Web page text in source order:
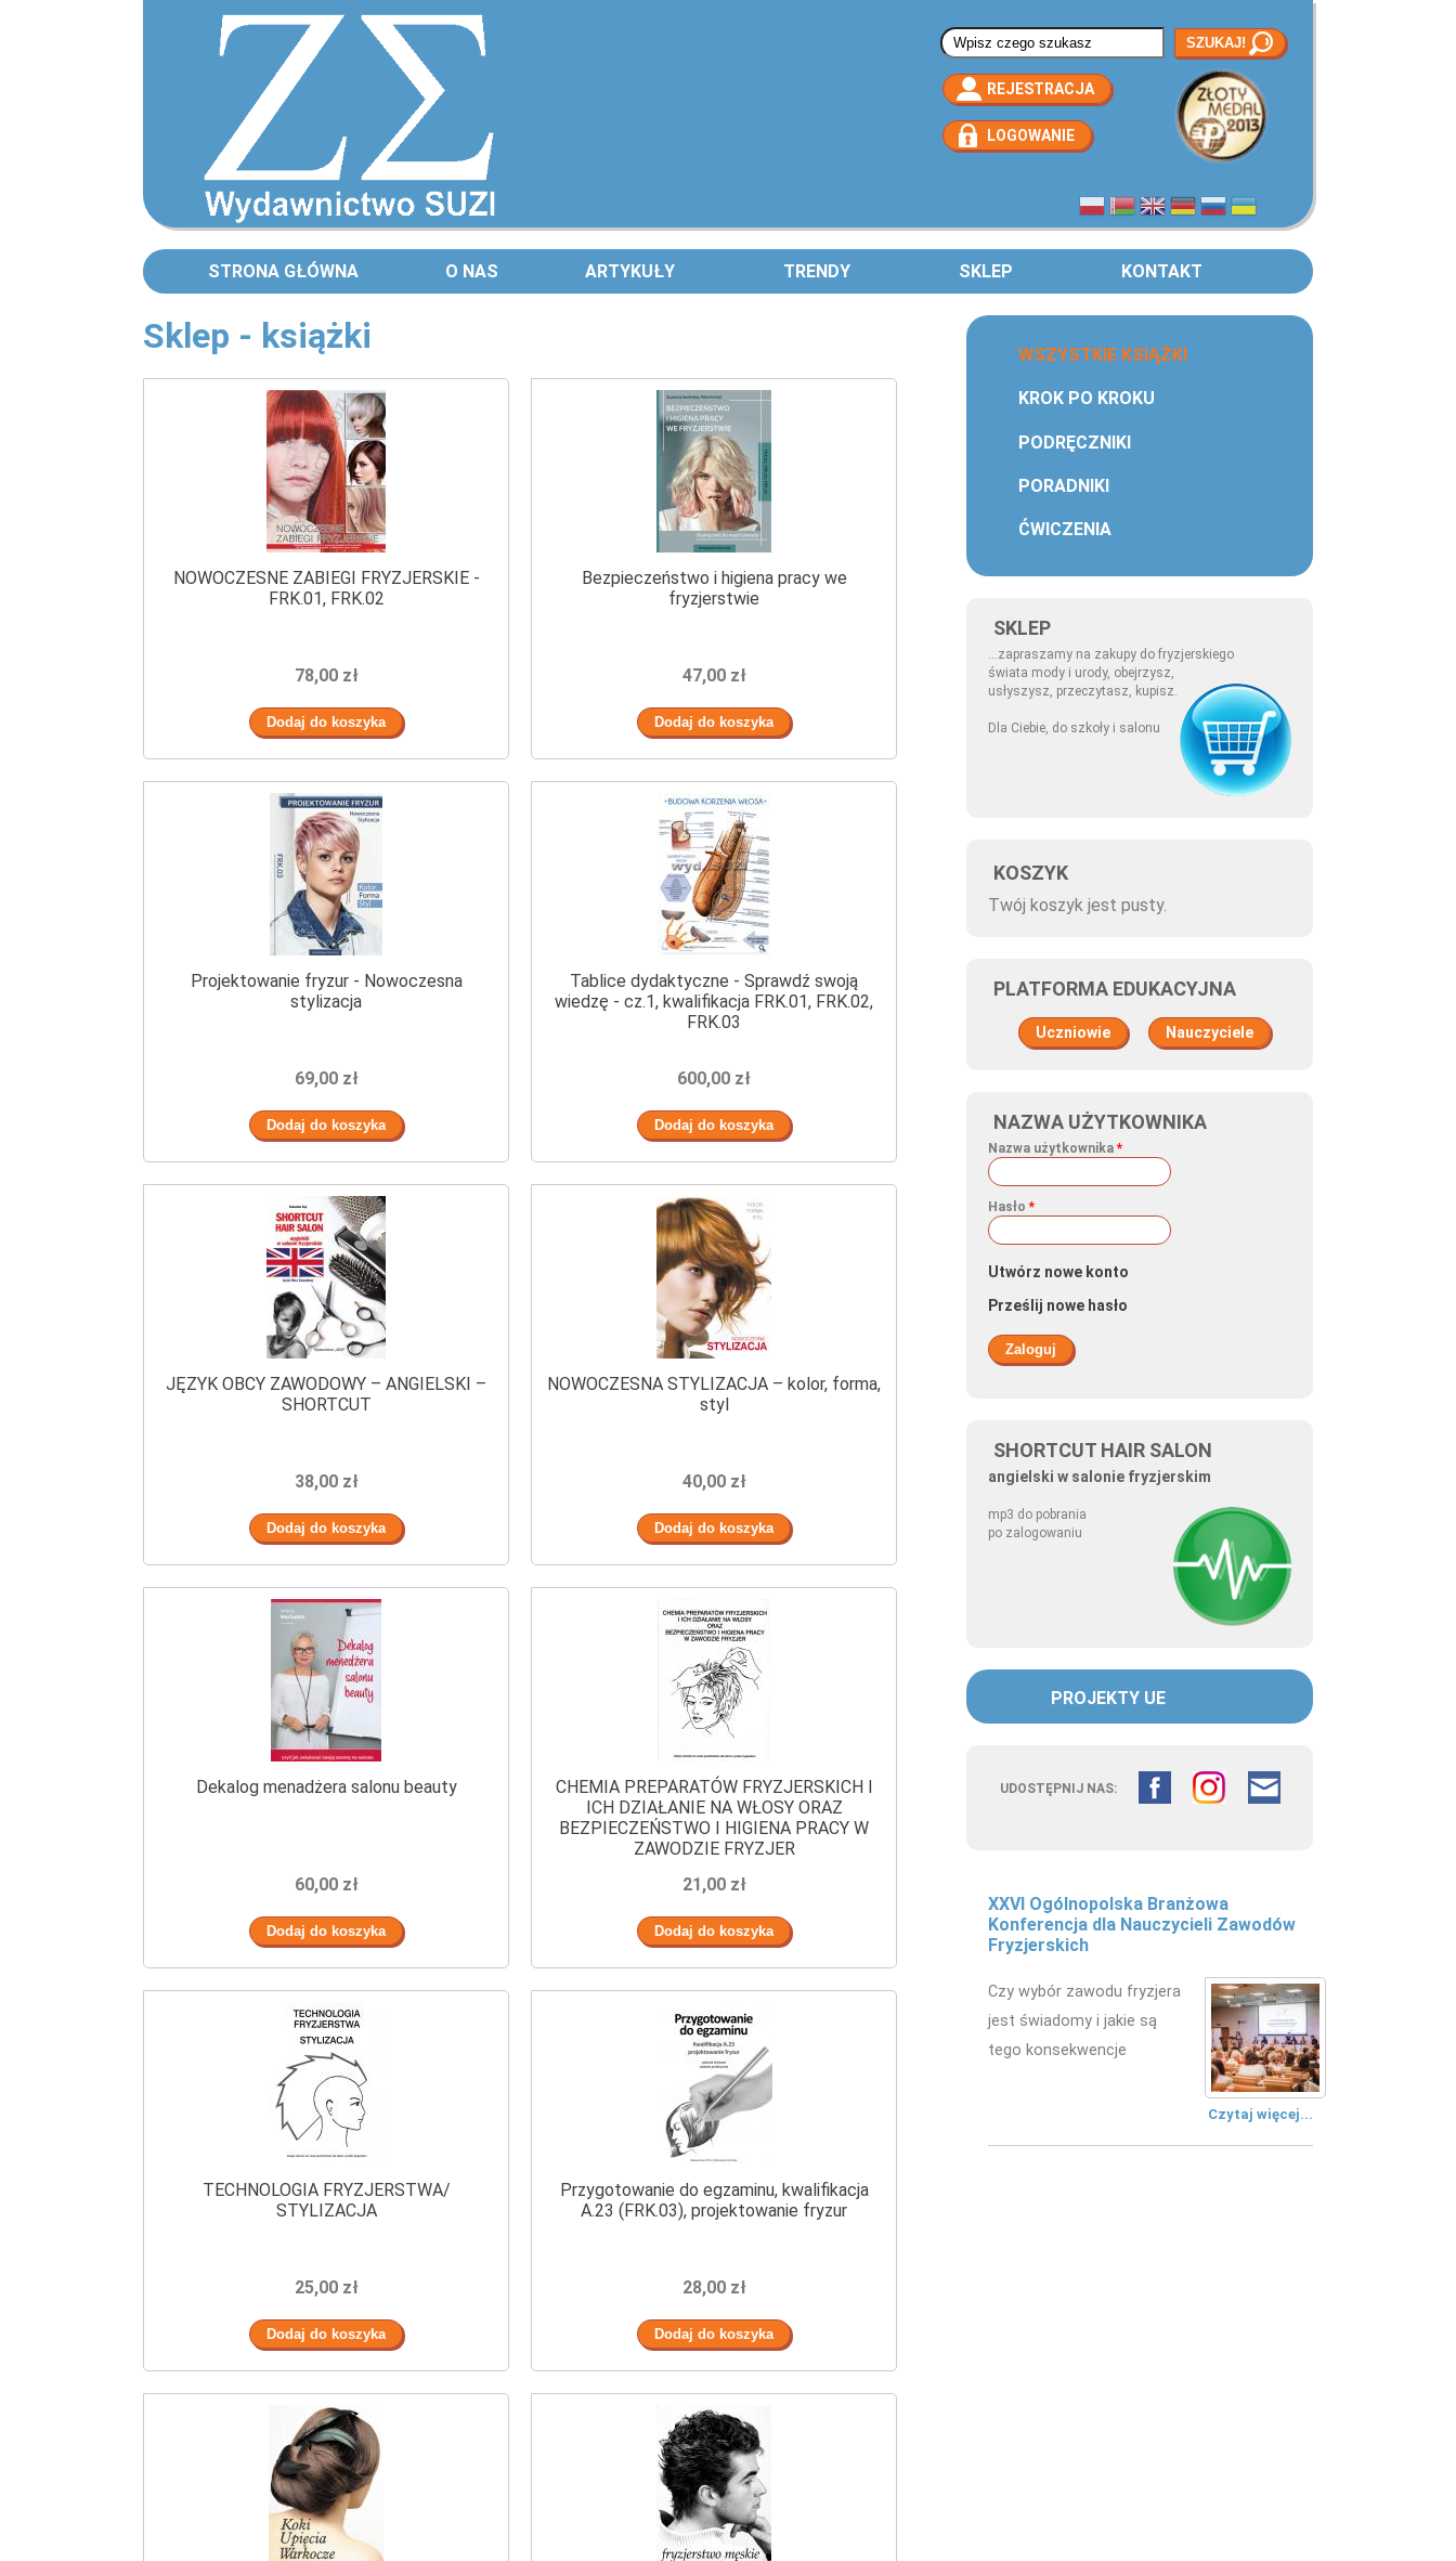
Formularz wyszukiwania
REJESTRACJA
LOGOWANIE
STRONA GŁÓWNA O NAS ARTYKUŁY TRENDY SKLEP KONTAKT
WSZYSTKIE KSIĄŻKI
KROK PO KROKU
PODRĘCZNIKI
PORADNIKI
ĆWICZENIA
SKLEP
...zapraszamy na zakupy do fryzjerskiego
świata mody i urody, obejrzysz,
usłyszysz, przeczytasz, kupisz.
Dla Ciebie, do szkoły i salonu
KOSZYK
Twój koszyk jest pusty.
PLATFORMA EDUKACYJNA
Uczniowie Nauczyciele
NAZWA UŻYTKOWNIKA
Nazwa użytkownika *
Hasło *
Utwórz nowe konto
Prześlij nowe hasło
SHORTCUT HAIR SALON
angielski w salonie fryzjerskim
mp3 do pobrania
po zalogowaniu
PROJEKTY UE
UDOSTĘPNIJ NAS:
XXVI Ogólnopolska Branżowa
Konferencja dla Nauczycieli Zawodów
Fryzjerskich
Czy wybór zawodu fryzjera
jest świadomy i jakie są
tego konsekwencje
Czytaj więcej...
Fryzjerstwo łączy pokolenia –
doświadczenie edukacyjne w
kształceniu przyszłych fryzjerów
W Zespole Szkół
Mechanicznych w Kielcach
zorganizowano wydarzenie
Czytaj więcej...
Sklep - książki
NOWOCZESNE ZABIEGI FRYZJERSKIE -
FRK.01, FRK.02
78,00 zł
Bezpieczeństwo i higiena pracy we
fryzjerstwie
47,00 zł
Projektowanie fryzur - Nowoczesna
stylizacja
69,00 zł
Tablice dydaktyczne - Sprawdź swoją
wiedzę - cz.1, kwalifikacja FRK.01, FRK.02,
FRK.03
600,00 zł
JĘZYK OBCY ZAWODOWY – ANGIELSKI –
SHORTCUT
38,00 zł
NOWOCZESNA STYLIZACJA – kolor, forma,
styl
40,00 zł
Dekalog menadżera salonu beauty
60,00 zł
CHEMIA PREPARATÓW FRYZJERSKICH I
ICH DZIAŁANIE NA WŁOSY ORAZ
BEZPIECZEŃSTWO I HIGIENA PRACY W
ZAWODZIE FRYZJER
21,00 zł
TECHNOLOGIA FRYZJERSTWA/
STYLIZACJA
25,00 zł
Przygotowanie do egzaminu, kwalifikacja
A.23 (FRK.03), projektowanie fryzur
28,00 zł